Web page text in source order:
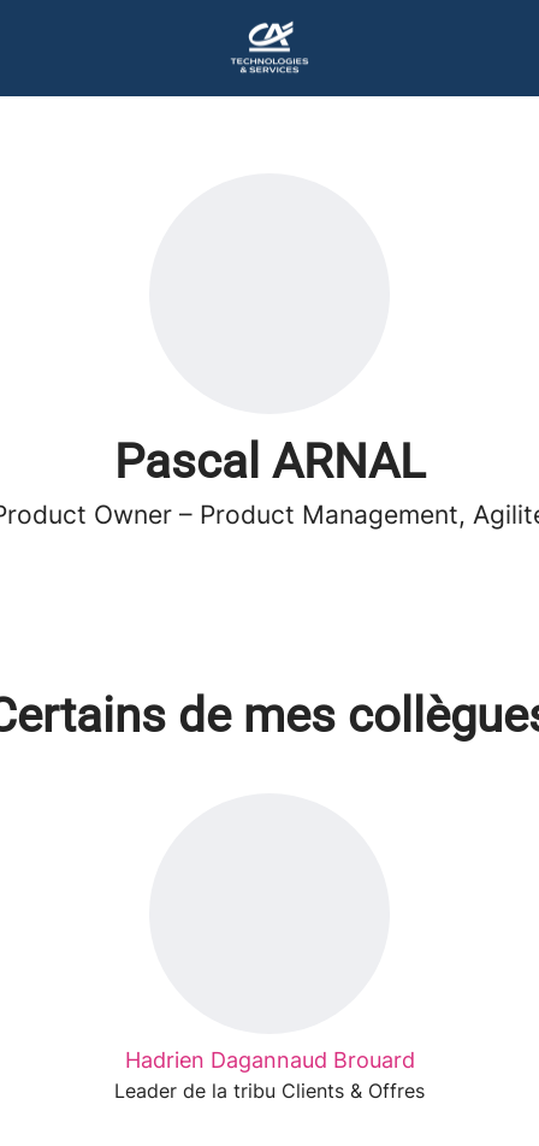
Pascal ARNAL
Owner – Product Management,
de mes
Hadrien Dagannaud Brouard
Leader de la tribu Clients & Offres